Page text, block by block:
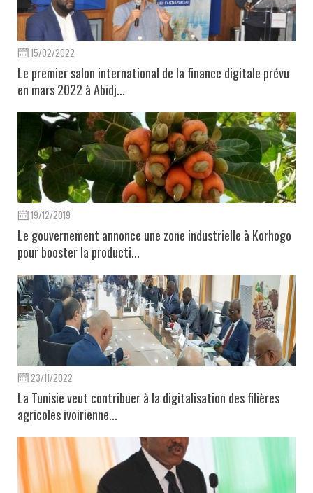
15/02/2022
Le premier salon international de la finance digitale prévu
en mars 2022 à Abidj...
19/12/2019
Le gouvernement annonce une zone industrielle à Korhogo
pour booster la producti...
23/11/2022
La Tunisie veut contribuer à la digitalisation des filières
agricoles ivoirienne...